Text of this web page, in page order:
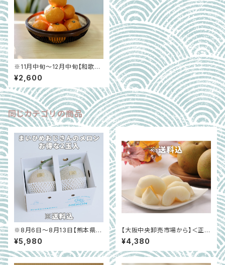
※11月中旬〜12月中旬【和歌山
県有田郡】主井農園最高級ブラ
ント「松兵衛みかん」（有田みか
ん）約2.7kg 家庭用/贈答用
¥2,600
同じカテゴリの商品
※8月6日～8月13日【熊本県宇
土市】お得！まいひめおじさんの
メロン2玉セット
¥5,980
【大阪中央卸売市場から】＜正品
＞秋月梨 約２㎏（５～８玉）
¥4,380